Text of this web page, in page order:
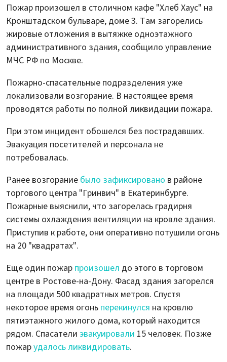
Пожар произошел в столичном кафе "Хлеб Хаус" на
Кронштадском бульваре, доме 3. Там загорелись
жировые отложения в вытяжке одноэтажного
административного здания, сообщило управление
МЧС РФ по Москве.
Пожарно-спасательные подразделения уже
локализовали возгорание. В настоящее время
проводятся работы по полной ликвидации пожара.
При этом инцидент обошелся без пострадавших.
Эвакуация посетителей и персонала не
потребовалась.
Ранее возгорание было зафиксировано в районе
торгового центра "Гринвич" в Екатеринбурге.
Пожарные выяснили, что загорелась градирня
системы охлаждения вентиляции на кровле здания.
Приступив к работе, они оперативно потушили огонь
на 20 "квадратах".
Еще один пожар произошел до этого в торговом
центре в Ростове-на-Дону. Фасад здания загорелся
на площади 500 квадратных метров. Спустя
некоторое время огонь перекинулся на кровлю
пятиэтажного жилого дома, который находится
рядом. Спасатели эвакуировали 15 человек. Позже
пожарудалось ликвидировать.